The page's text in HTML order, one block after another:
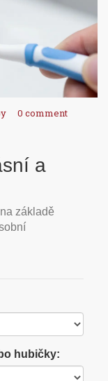
0 comment
a
základě
hubičky: